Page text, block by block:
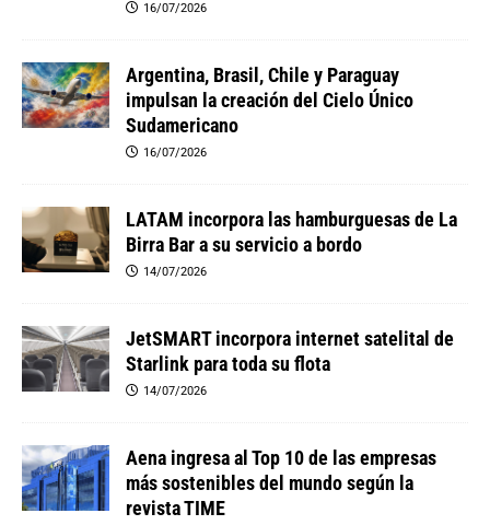
16/07/2026
Argentina, Brasil, Chile y Paraguay
impulsan la creación del Cielo Único
Sudamericano
16/07/2026
LATAM incorpora las hamburguesas de La
Birra Bar a su servicio a bordo
14/07/2026
JetSMART incorpora internet satelital de
Starlink para toda su flota
14/07/2026
Aena ingresa al Top 10 de las empresas
más sostenibles del mundo según la
revista TIME